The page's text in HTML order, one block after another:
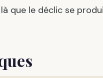
que le déclic se